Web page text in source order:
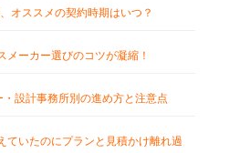
オススメの契約時期はいつ？
メーカー選びのコツが凝縮！
設計事務所別の進め方と注意点
ていたのにプランと見積かけ離れ過